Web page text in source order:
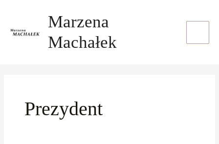
content
Marzena
Machałek
Prezydent